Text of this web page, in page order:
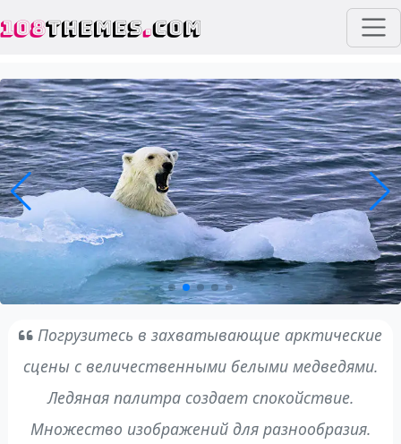
108THEMES.COM
Погрузитесь в захватывающие арктические
сцены с величественными белыми медведями.
Ледяная палитра создает спокойствие.
Множество изображений для разнообразия.